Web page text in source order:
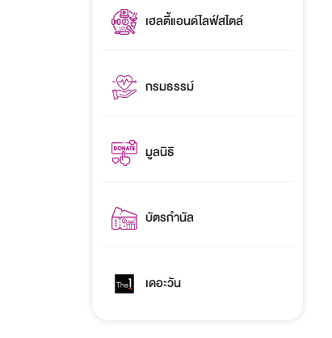
เฮลตี้แอนด์ไลฟ์สไตล์
กรมธรรม์
มูลนิธิ
บัตรกำนัล
เดอะวัน